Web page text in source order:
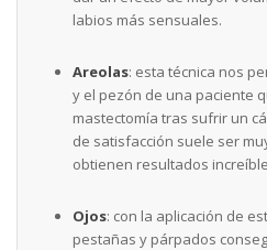
labios más sensuales.
Areolas: esta técnica nos
y el pezón de una paciente
mastectomía tras sufrir un
de satisfacción suele ser
obtienen resultados
Ojos: con la aplicación de
pestañas y párpados